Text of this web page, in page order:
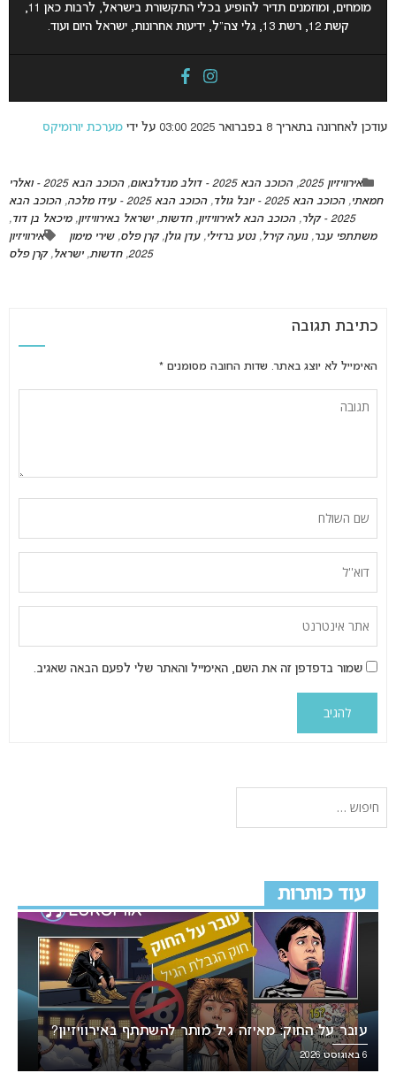
מומחים, ומוזמנים תדיר להופיע בכלי התקשורת בישראל, לרבות כאן 11,
קשת 12, רשת 13, גלי צה”ל, ידיעות אחרונות, ישראל היום ועוד.
עודכן לאחרונה בתאריך 8 בפברואר 2025 03:00 על ידי מערכת יורומיקס
אירוויזיון 2025 ,הכוכב הבא 2025 - דולב מנדלבאום ,
הכוכב הבא 2025 - ואלרי
חמאתי,הכוכב הבא 2025 - יובל גולד ,הכוכב הבא 2025 - עידו מלכה ,הכוכב הבא
2025 - קלר
,הכוכב הבא לאירוויזיון,חדשות,ישראל באירוויזיון,מיכאל בן דוד,
משתתפי עבר,נועה קירל,נטע ברזילי,עדן גולן,קרן פלס,שירי מימון
אירוויזיון
2025
,חדשות,ישראל,קרן פלס
כתיבת תגובה
האימייל לא יוצג באתר. שדות החובה מסומנים *
שמור בדפדפן זה את השם, האימייל והאתר שלי לפעם הבאה שאגיב.
עוד כותרות
עובר על החוק: מאיזה גיל מותר להשתתף באירוויזיון?
6 באוגוסט 2026